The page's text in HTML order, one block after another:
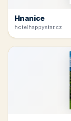
Hnanice
hotelhappystar.cz